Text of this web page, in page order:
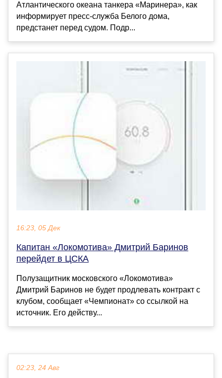
Атлантического океана танкера «Маринера», как
информирует пресс-служба Белого дома,
предстанет перед судом. Подр...
16:23, 05 Дек
Капитан «Локомотива» Дмитрий Баринов
перейдет в ЦСКА
Полузащитник московского «Локомотива»
Дмитрий Баринов не будет продлевать контракт с
клубом, сообщает «Чемпионат» со ссылкой на
источник. Его действу...
02:23, 24 Авг